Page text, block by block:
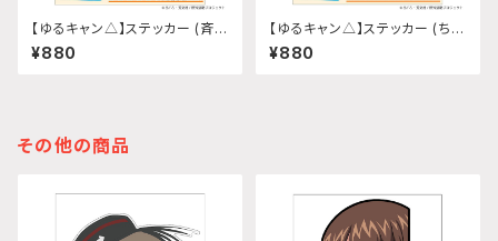
【ゆるキャン△】ステッカー (斉藤
恵那『SEASON3』)
¥880
【ゆるキャン△】ステッカー (ちく
わテント『SEASON3』)
¥880
その他の商品